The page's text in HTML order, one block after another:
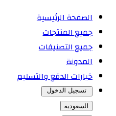
الصفحة الرئيسية
جميع المنتجات
جميع التصنيفات
المدونة
خيارات الدفع والتسليم
تسجيل الدخول
السعودية